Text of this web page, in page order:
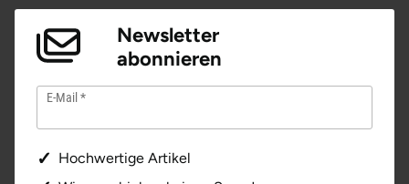
Newsletter
abonnieren
E-Mail
Hochwertige Artikel